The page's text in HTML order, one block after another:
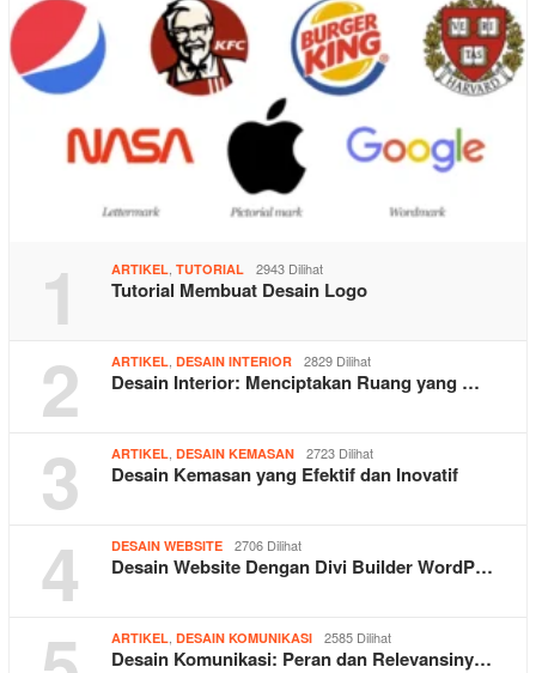
1 ARTIKEL TUTORIAL 2943 Dilihat
Tutorial Membuat Desain Logo
2 ARTIKEL DESAIN INTERIOR 2829 Dilihat
Desain Interior: Menciptakan Ruang yang …
3 ARTIKEL DESAIN KEMASAN 2723 Dilihat
Desain Kemasan yang Efektif dan Inovatif
4 DESAIN WEBSITE 2706 Dilihat
Desain Website Dengan Divi Builder WordP…
ARTIKEL DESAIN KOMUNIKASI 2585 Dilihat
Desain Komunikasi: Peran dan Relevansiny…